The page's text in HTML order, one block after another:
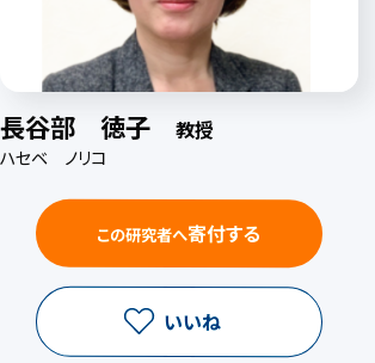
長谷部 徳子 教授
ハセベ ノリコ
この研究者へ寄付する
いいね